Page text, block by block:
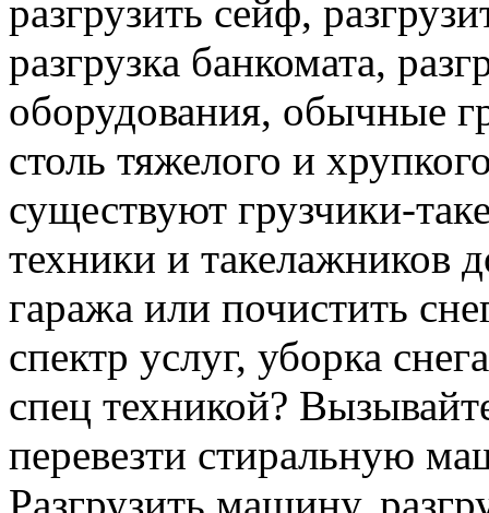
разгрузить сейф,
разгрузка банкомата,
оборудования, обычные
столь тяжелого и
существуют грузчики-
техники и такелажников
гаража или почистить
спектр услуг, уборка
спец техникой?
перевезти стиральную
Разгрузить машину,